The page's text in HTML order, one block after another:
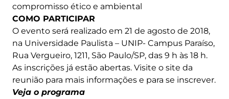
compromisso ético e ambiental
COMO PARTICIPAR
O evento será realizado em 21 de agosto de 2018,
na Universidade Paulista – UNIP- Campus Paraíso,
Rua Vergueiro, 1211, São Paulo/SP, das 9 h às 18 h.
As inscrições já estão abertas. Visite o site da
reunião para mais informações e para se inscrever.
Veja o programa